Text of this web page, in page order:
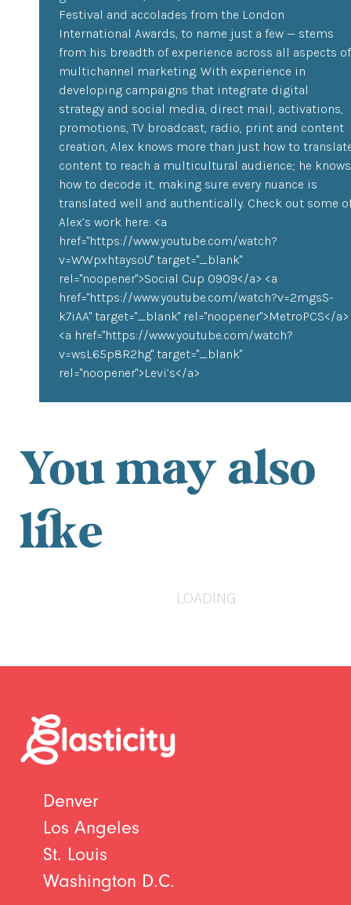
Festival and accolades from the London
International Awards, to name just a few — stems
from his breadth of experience across all aspects of
multichannel marketing. With experience in
developing campaigns that integrate digital
strategy and social media, direct mail, activations,
promotions, TV broadcast, radio, print and content
creation, Alex knows more than just how to
content to reach a multicultural audience; he knows
how to decode it, making sure every nuance is
translated well and authentically. Check out some
Alex’s work here: <a
href="https://www.youtube.com/watch?
v=WWpxhtaysoU" target="_blank"
rel="noopener">Social Cup 0909</a> <a
href="https://www.youtube.com/watch?v=2mgsS-
k7iAA" target="_blank" rel="noopener">MetroPCS</a>
<a href="https://www.youtube.com/watch?
v=wsL65p8R2hg" target="_blank"
rel="noopener">Levi’s</a>
You may also
like
LOADING
Denver
Los Angeles
St. Louis
Washington D.C.